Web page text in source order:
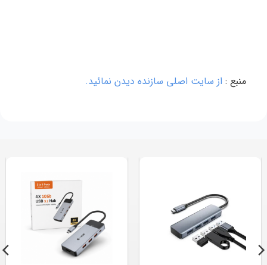
منبع : از سایت اصلی سازنده دیدن نمائید.